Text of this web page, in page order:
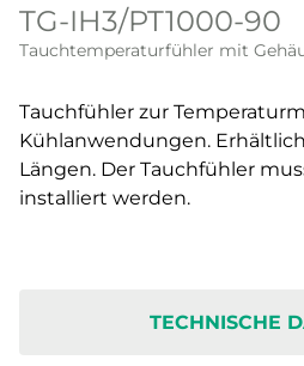
TG-IH3/PT1000-90
Tauchtemperaturfühler mit
Tauchfühler zur
Kühlanwendungen.
Längen. Der Tauchfühler
installiert werden.
TECHNISCHE